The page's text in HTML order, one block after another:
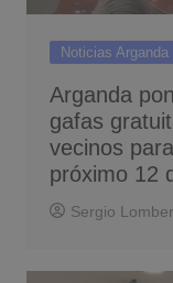
Noticias Arganda
Arganda
gafas
vecinos
próximo 12
Sergio